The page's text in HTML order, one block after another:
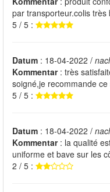
par transporteur.colis très
5 / 5 :
Datum : 18-04-2022 /
Kommentar: très
soigné,je recommande ce
5 / 5 :
Datum : 18-04-2022 /
Kommentar: la qualité
uniforme et bave sur les
2 / 5 :